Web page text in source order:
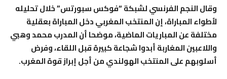
وقال النجم الفرنسي لشبكة “فوكس سبورتس” خلال تحليله
لأطواء المباراة، إن المنتخب المغربي دخل المباراة بعقلية
مختلفة عن المباريات الماضية، موضحا أن المدرب محمد وهبي
واللاعبين المغاربة أبدوا شجاعة كبيرة قبل اللقاء، وفرض
أسلوبهم على المنتخب الهولندي من أجل إبراز قوة المغرب.